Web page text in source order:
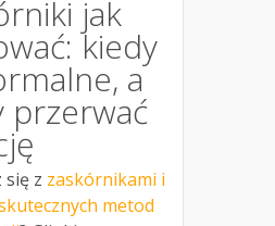
jak
kiedy
a
przerwać
się z zaskórnikami i
metod